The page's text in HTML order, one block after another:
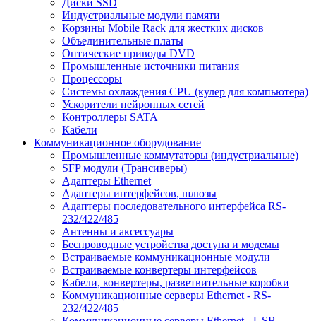
Диски SSD
Индустриальные модули памяти
Корзины Mobile Rack для жестких дисков
Объединительные платы
Оптические приводы DVD
Промышленные источники питания
Процессоры
Системы охлаждения CPU (кулер для компьютера)
Ускорители нейронных сетей
Контроллеры SATA
Кабели
Коммуникационное оборудование
Промышленные коммутаторы (индустриальные)
SFP модули (Трансиверы)
Адаптеры Ethernet
Адаптеры интерфейсов, шлюзы
Адаптеры последовательного интерфейса RS-
232/422/485
Антенны и аксессуары
Беспроводные устройства доступа и модемы
Встраиваемые коммуникационные модули
Встраиваемые конвертеры интерфейсов
Кабели, конвертеры, разветвительные коробки
Коммуникационные серверы Ethernet - RS-
232/422/485